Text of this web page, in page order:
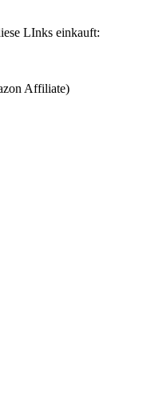
LInks einkauft:
Affiliate)